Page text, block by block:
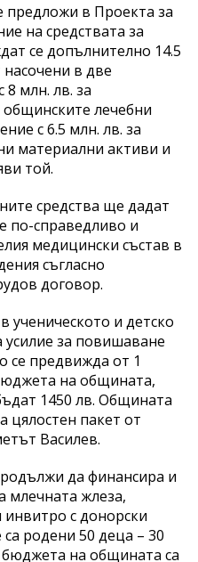
в Проекта за
на средствата за
се допълнително 14.5
в две
8 млн. лв. за
лечебни
с 6.5 млн. лв. за
материални активи и
той.
средства ще дадат
по-справедливо и
медицински състав в
съгласно
договор.
ученическото и детско
за повишаване
се предвижда от 1
на общината,
1450 лв. Общината
цялостен пакет от
Василев.
да финансира и
млечната жлеза,
с донорски
родени 50 деца – 30
на общината са